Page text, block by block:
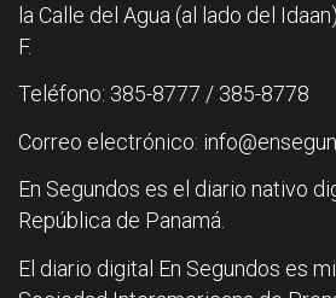
la Calle del Agua (al lado del
F.
Teléfono: 385-8777 / 385-8778
Correo electrónico:
En Segundos es el diario nativo
República de Panamá.
El diario digital En Segundos es